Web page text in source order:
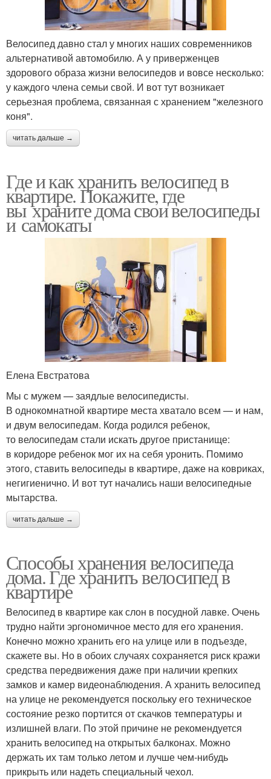
Велосипед давно стал у многих наших современников
альтернативой автомобилю. А у приверженцев
здорового образа жизни велосипедов и вовсе несколько:
у каждого члена семьи свой. И вот тут возникает
серьезная проблема, связанная с хранением "железного
коня".
читать дальше →
Где и как хранить велосипед в
квартире. Покажите, где
вы храните дома свои велосипеды
и самокаты
Елена Евстратова
Мы с мужем — заядлые велосипедисты.
В однокомнатной квартире места хватало всем — и нам,
и двум велосипедам. Когда родился ребенок,
то велосипедам стали искать другое пристанище:
в коридоре ребенок мог их на себя уронить. Помимо
этого, ставить велосипеды в квартире, даже на ковриках,
негигиенично. И вот тут начались наши велосипедные
мытарства.
читать дальше →
Способы хранения велосипеда
дома. Где хранить велосипед в
квартире
Велосипед в квартире как слон в посудной лавке. Очень
трудно найти эргономичное место для его хранения.
Конечно можно хранить его на улице или в подъезде,
скажете вы. Но в обоих случаях сохраняется риск кражи
средства передвижения даже при наличии крепких
замков и камер видеонаблюдения. А хранить велосипед
на улице не рекомендуется поскольку его техническое
состояние резко портится от скачков температуры и
излишней влаги. По этой причине не рекомендуется
хранить велосипед на открытых балконах. Можно
держать их там только летом и лучше чем-нибудь
прикрыть или надеть специальный чехол.